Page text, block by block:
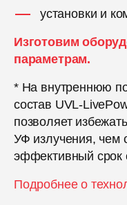
установки и
Изготовим
параметрам.
* На внутреннюю
состав UVL-
позволяет
УФ излучения, чем
эффективный
Подробнее о